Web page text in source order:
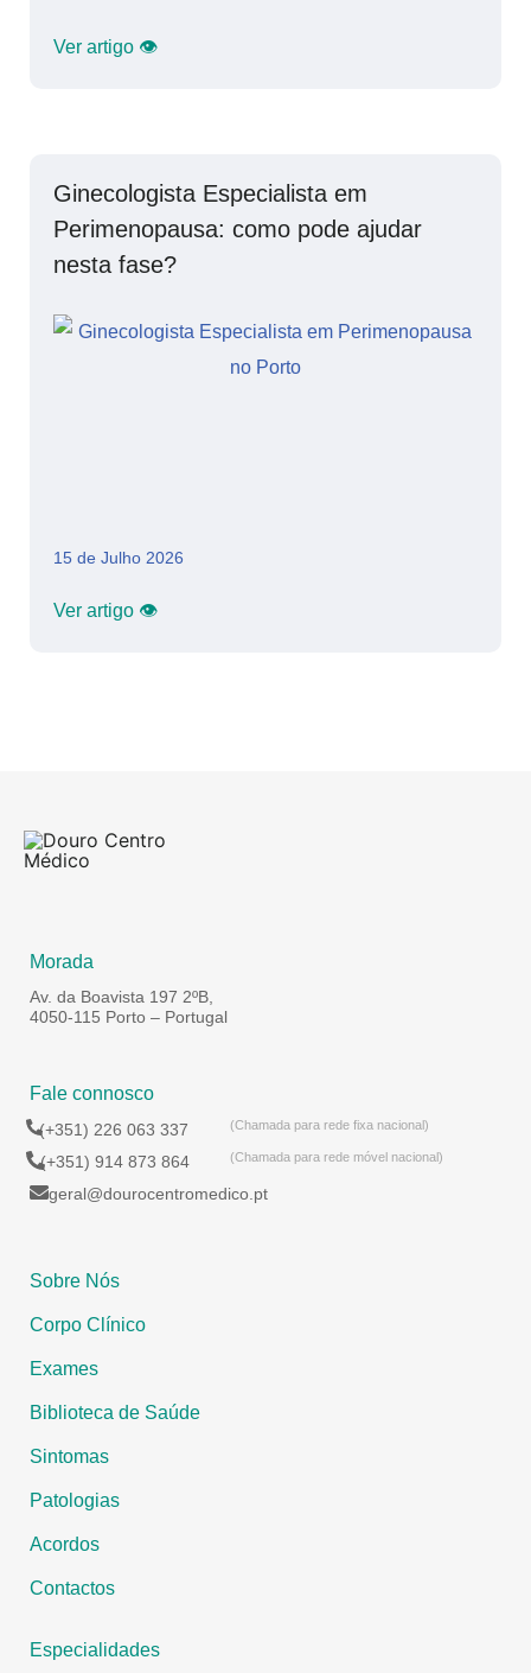
Ver artigo 👁
Ginecologista Especialista em
Perimenopausa: como pode ajudar
nesta fase?
15 de Julho 2026
Ver artigo 👁
Morada
Av. da Boavista 197 2ºB,
4050-115 Porto – Portugal
Fale connosco
(+351) 226 063 337 (Chamada para rede fixa nacional)
(+351) 914 873 864 (Chamada para rede móvel nacional)
geral@dourocentromedico.pt
Sobre Nós
Corpo Clínico
Exames
Biblioteca de Saúde
Sintomas
Patologias
Acordos
Contactos
Especialidades